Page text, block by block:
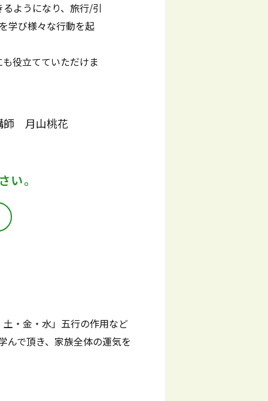
ようになり、旅行/引
学び様々な行動を起
役立てていただけま
師 月山桃花
い。
・金・水」五行の作用など
んで頂き、家族全体の運気を